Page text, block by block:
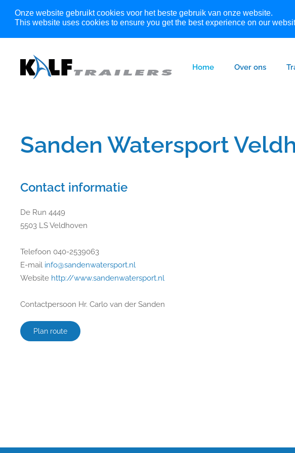
Onze website gebruikt cookies voor het beste gebruik van onze website.
This website uses cookies to ensure you get the best experience on our
Home Over ons
Sanden Watersport
Contact informatie
De Run 4449
5503 LS Veldhoven
Telefoon 040-2539063
E-mail info@sandenwatersport.nl
Website http://www.sandenwatersport.nl
Contactpersoon Hr. Carlo van der Sanden
Plan route